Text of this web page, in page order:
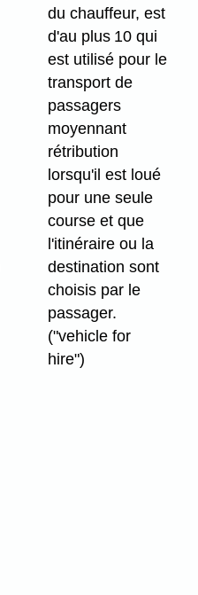
du chauffeur, est
d'au plus 10 qui
est utilisé pour le
transport de
passagers
moyennant
rétribution
lorsqu'il est loué
pour une seule
course et que
l'itinéraire ou la
destination sont
choisis par le
passager.
("vehicle for
hire")